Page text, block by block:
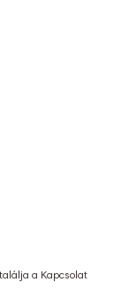
a Kapcsolat